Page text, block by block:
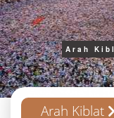
Arah
Arah Kiblat